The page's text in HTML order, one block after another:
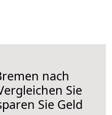
nach
Sie
Sie Geld